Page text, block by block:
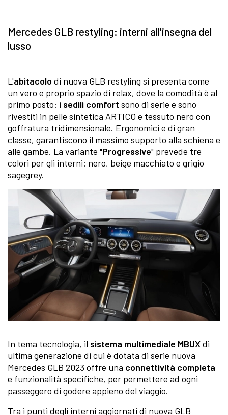
Mercedes GLB restyling: interni all'insegna del
lusso
L'abitacolo di nuova GLB restyling si presenta come
un vero e proprio spazio di relax, dove la comodità è al
primo posto: i sedili comfort sono di serie e sono
rivestiti in pelle sintetica ARTICO e tessuto nero con
goffratura tridimensionale. Ergonomici e di gran
classe, garantiscono il massimo supporto alla schiena e
alle gambe. La variante "Progressive" prevede tre
colori per gli interni: nero, beige macchiato e grigio
sagegrey.
In tema tecnologia, il sistema multimediale MBUXdi
ultima generazione di cui è dotata di serie nuova
Mercedes GLB 2023 offre una connettività completa
e funzionalità specifiche, per permettere ad ogni
passeggero di godere appieno del viaggio.
Tra i punti degli interni aggiornati di nuova GLB